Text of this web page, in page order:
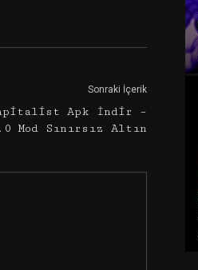
Sonraki İçerik
Apk İndir –
Mod Sınırsız Altın